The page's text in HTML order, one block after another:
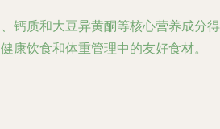
钙质和大豆异黄酮等核心营养成分
康饮食和体重管理中的友好食材。